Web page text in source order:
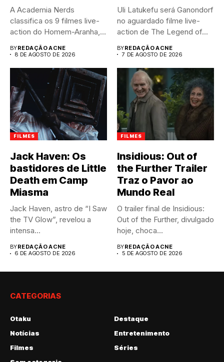
A Academia Nerds
classifica os 9 filmes live-
action do Homem-Aranha,
BYREDAÇÃO ACNE
8 DE AGOSTO DE 2026
Uli Latukefu será Ganondorf
no aguardado filme live-
action de The Legend of...
BYREDAÇÃO ACNE
7 DE AGOSTO DE 2026
FILMES
Jack Haven: Os
bastidores de Little
Death em Camp
Miasma
Jack Haven, astro de “I Saw
the TV Glow”, revelou a
intensa...
BYREDAÇÃO ACNE
6 DE AGOSTO DE 2026
FILMES
Insidious: Out of
the Further Trailer
Traz o Pavor ao
Mundo Real
O trailer final de Insidious:
Out of the Further, divulgado
hoje, choca...
BYREDAÇÃO ACNE
5 DE AGOSTO DE 2026
CATEGORIAS
Otaku
Destaque
Notícias
Entretenimento
Filmes
Séries